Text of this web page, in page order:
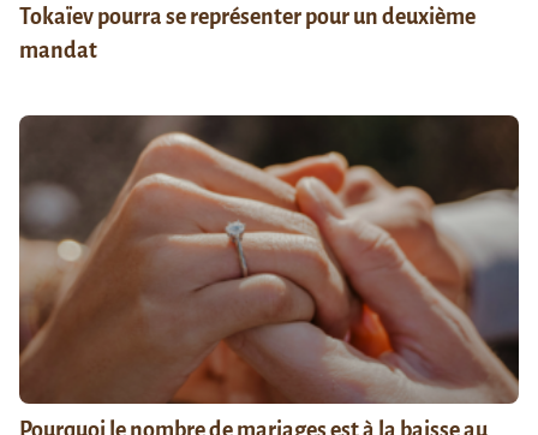
Tokaïev pourra se représenter pour un deuxième
mandat